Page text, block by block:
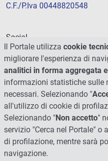
C.F./P.Iva 00448820548
Social
Il Portale utilizza cookie
migliorare l'esperienza di
analitici in forma aggregata
informazioni statistiche sulle
necessari. Selezionando "
all'utilizzo di cookie di
Selezionando "Non accetto"
servizio "Cerca nel Portale" o
di profilazione, mentre sarà
navigazione.